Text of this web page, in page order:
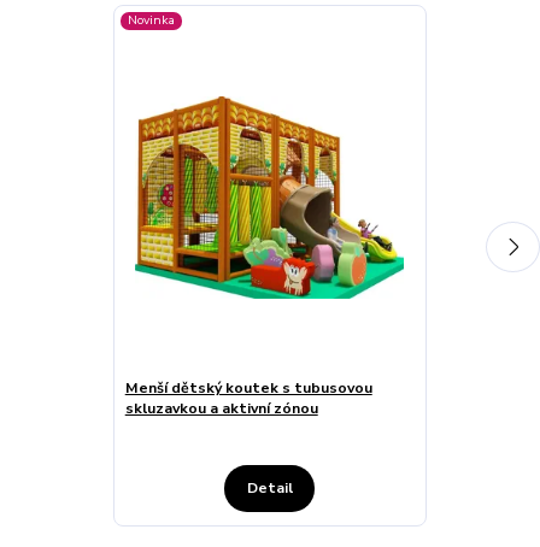
Novinka
Menší dětský koutek s tubusovou
skluzavkou a aktivní zónou
Detail